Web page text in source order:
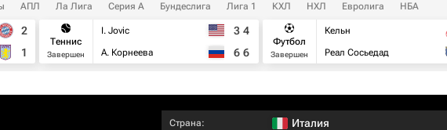
АПЛ Ла Лига Серия А Бундеслига Лига 1 КХЛ НХЛ Евролига НБА
2
1
Теннис
Завершен
I. Jovic
А. Корнеева
3 4
6 6
Футбол
Завершен
Кельн
Реал Сосьедад
Страна: Италия